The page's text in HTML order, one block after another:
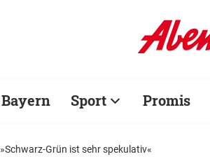
Bayern Sport Promis
»Schwarz-Grün ist sehr spekulativ«